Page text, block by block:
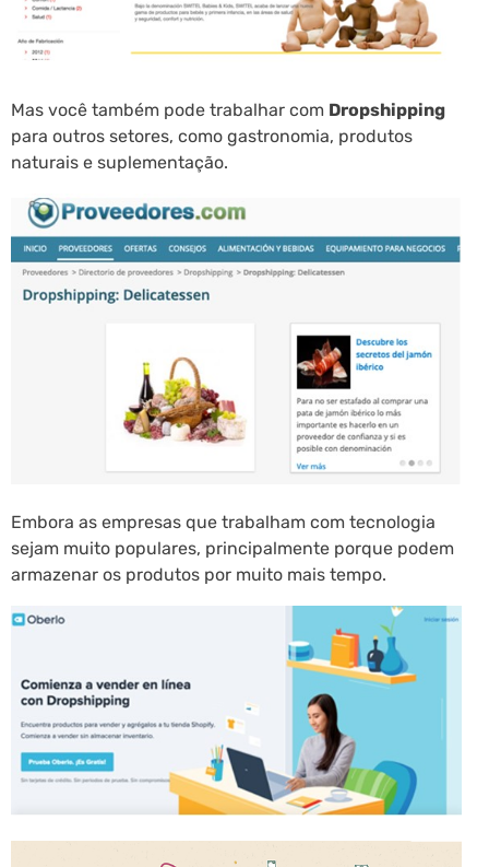
Mas você também pode trabalhar com Dropshipping
para outros setores, como gastronomia, produtos
naturais e suplementação.
Embora as empresas que trabalham com tecnologia
sejam muito populares, principalmente porque podem
armazenar os produtos por muito mais tempo.